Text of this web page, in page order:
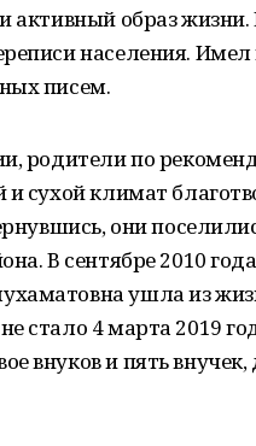
активный образ
населения.
писем.
родители по
сухой климат
они
В сентябре 2010
ушла из
стало 4 марта 2019
внуков и пять внучек,